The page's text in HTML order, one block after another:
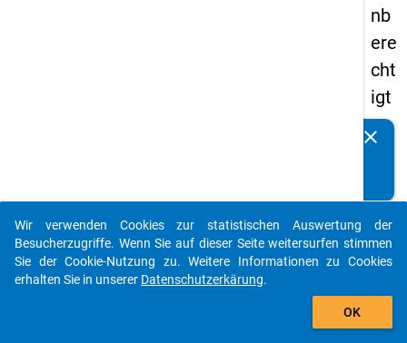
nb
ere
cht
igt
en
s
20
18
clear
auto_stories
add_shopping_cart
Wir verwenden Cookies zur statistischen Auswertung der
Besucherzugriffe. Wenn Sie auf dieser Seite weitersurfen stimmen
Sie der Cookie-Nutzung zu. Weitere Informationen zu Cookies
erhalten Sie in unserer Datenschutzerkärung.
OK